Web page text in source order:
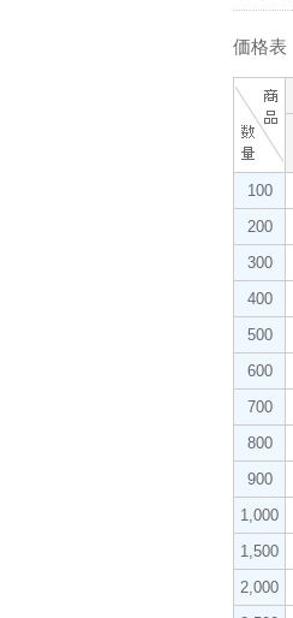
価格表
100
200
300
400
500
600
700
800
900
1,000
1,500
2,000